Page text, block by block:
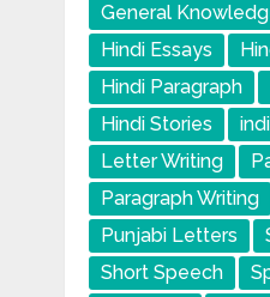
General
Hindi Essays
Hindi Paragraph
Hindi Stories
Letter Writing
Paragraph Writing
Punjabi Letters
Short Speech